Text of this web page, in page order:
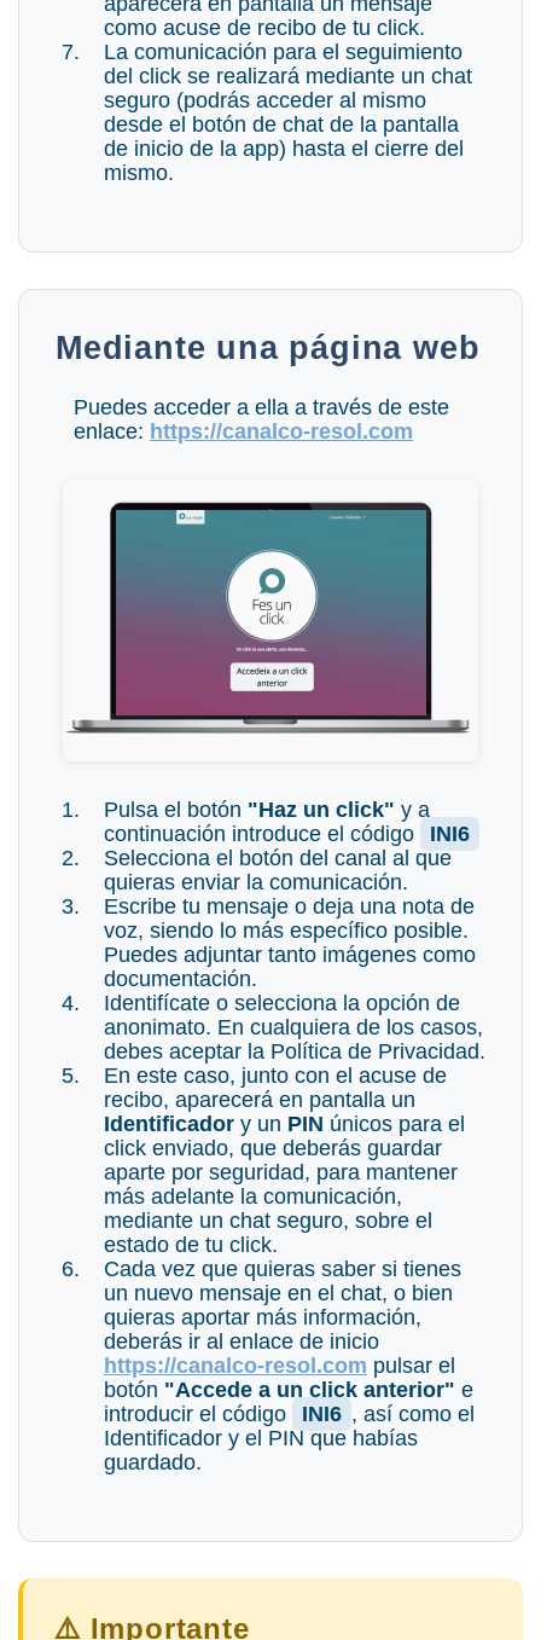
como acuse de recibo de tu click.
La comunicación para el seguimiento
del click se realizará mediante un chat
seguro (podrás acceder al mismo
desde el botón de chat de la pantalla
de inicio de la app) hasta el cierre del
mismo.
Mediante una página web
Puedes acceder a ella a través de este
enlace: https://canalco-resol.com
Pulsa el botón "Haz un click" y a
continuación introduce el código
INI6
Selecciona el botón del canal al que
quieras enviar la comunicación.
Escribe tu mensaje o deja una nota de
voz, siendo lo más específico posible.
Puedes adjuntar tanto imágenes como
documentación.
Identifícate o selecciona la opción de
anonimato. En cualquiera de los casos,
debes aceptar la Política de Privacidad.
En este caso, junto con el acuse de
recibo, aparecerá en pantalla un
Identificador y un PIN únicos para el
click enviado, que deberás guardar
aparte por seguridad, para mantener
más adelante la comunicación,
mediante un chat seguro, sobre el
estado de tu click.
Cada vez que quieras saber si tienes
un nuevo mensaje en el chat, o bien
quieras aportar más información,
deberás ir al enlace de inicio
https://canalco-resol.com pulsar el
botón "Accede a un click anterior" e
introducir el código
INI6 , así como el
Identificador y el PIN que habías
guardado.
⚠️ Importante